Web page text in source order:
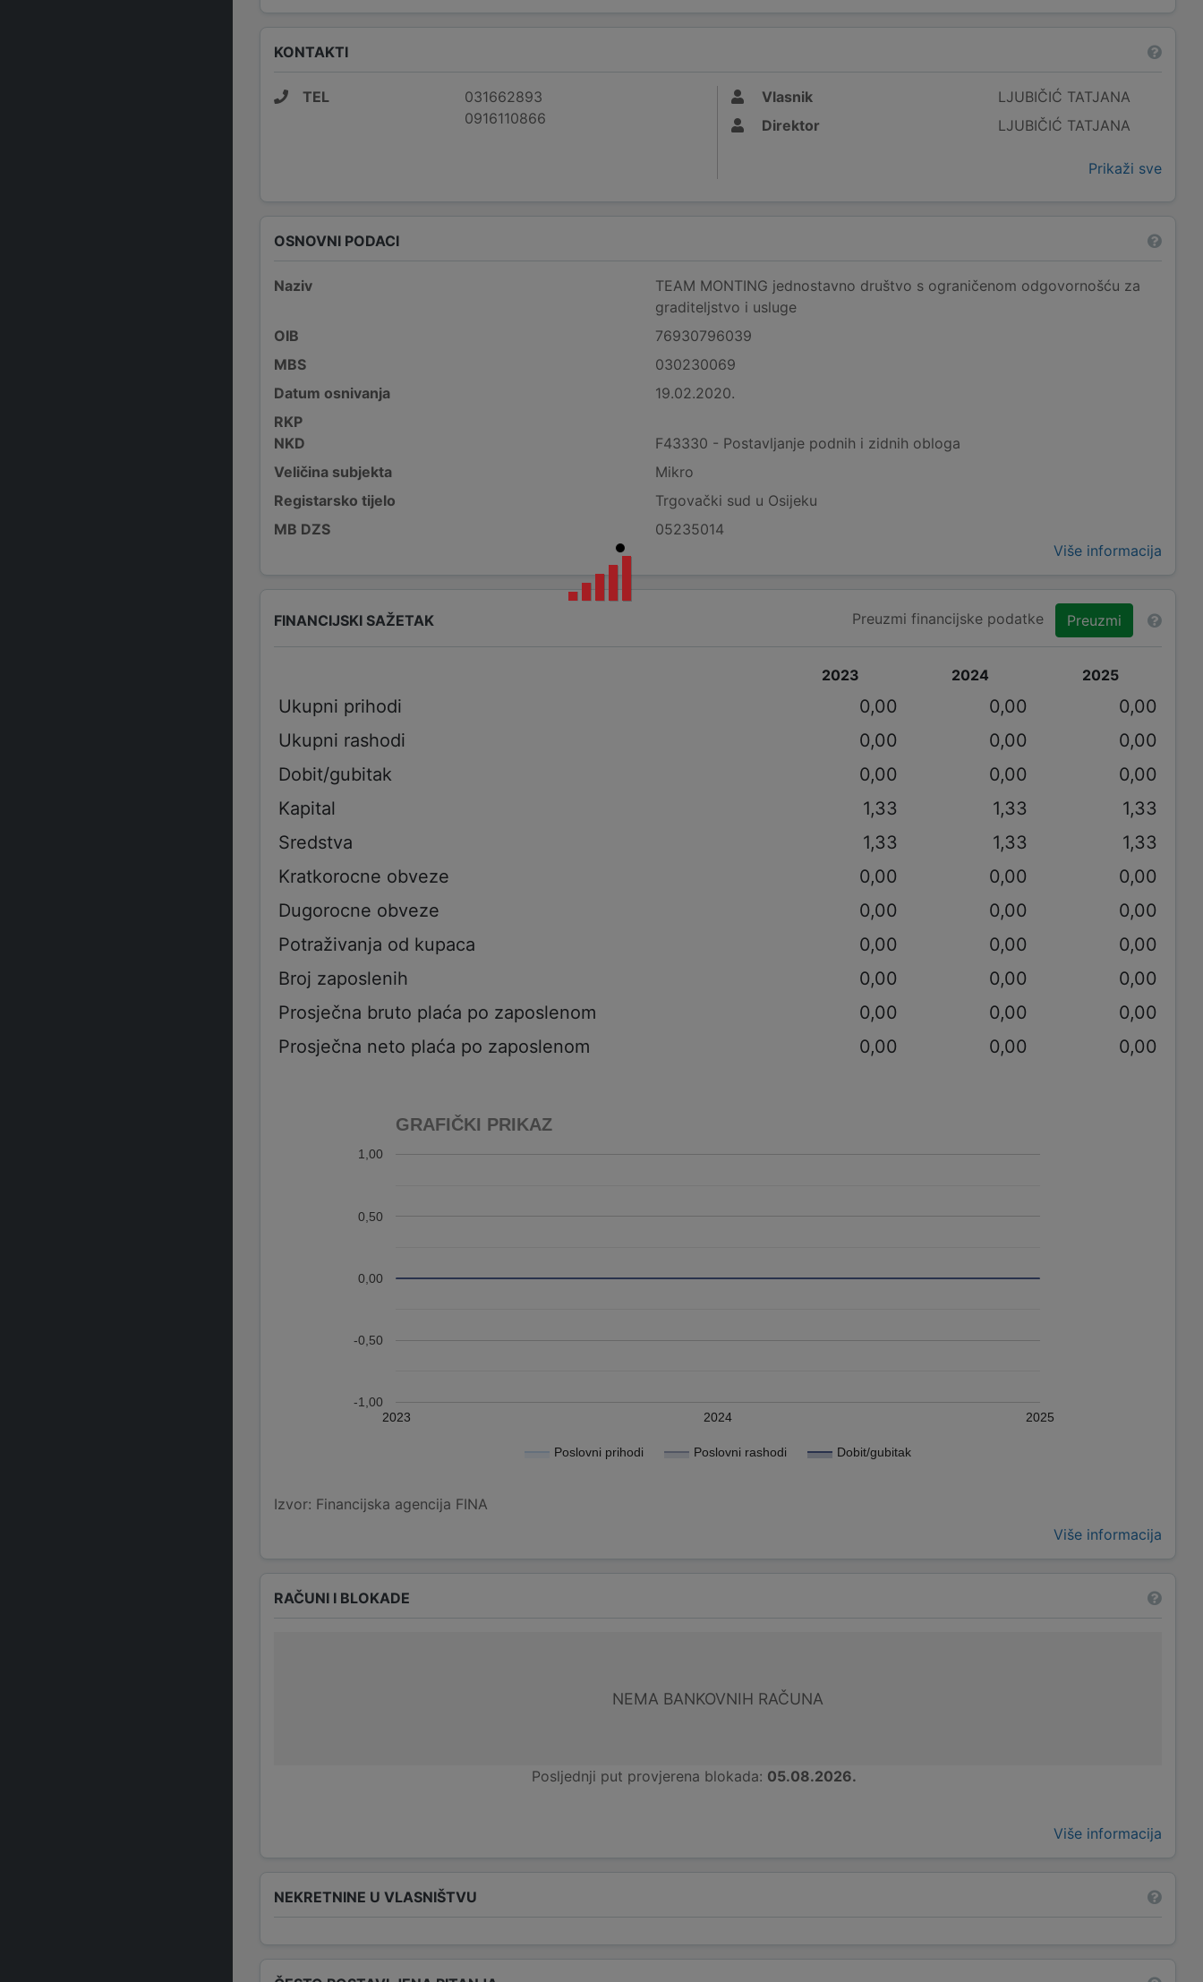
KONTAKTI
TEL
031662893
0916110866
Vlasnik
LJUBIČIĆ TATJANA
Direktor
LJUBIČIĆ TATJANA
Prikaži sve
OSNOVNI PODACI
Naziv
TEAM MONTING jednostavno društvo s ograničenom odgovornošću za
graditeljstvo i usluge
OIB
76930796039
MBS
030230069
Datum osnivanja
19.02.2020.
RKP
NKD
F43330 - Postavljanje podnih i zidnih obloga
Veličina subjekta
Mikro
Registarsko tijelo
Trgovački sud u Osijeku
MB DZS
05235014
Više informacija
FINANCIJSKI SAŽETAK Preuzmi financijske podatke Preuzmi
2023 2024 2025
Ukupni prihodi 0,00 0,00
0,00
Ukupni rashodi
0,00 0,00
0,00
Dobit/gubitak
0,00 0,00
0,00
Kapital
1,33 1,33
1,33
Sredstva
1,33 1,33
1,33
Kratkorocne obveze
0,00 0,00
0,00
Dugorocne obveze
0,00 0,00
0,00
Potraživanja od kupaca
0,00 0,00
0,00
Broj zaposlenih
0,00 0,00
0,00
Prosječna bruto plaća po zaposlenom
0,00 0,00
0,00
Prosječna neto plaća po zaposlenom
0,00 0,00 0,00
GRAFIČKI PRIKAZ
Poslovni prihodi Poslovni rashodi Dobit/gubitak
2023 2024 2025
-1,00
-0,50
0,00
0,50
1,00
Izvor: Financijska agencija FINA
Više informacija
RAČUNI I BLOKADE
NEMA BANKOVNIH RAČUNA
Posljednji put provjerena blokada: 05.08.2026.
Više informacija
NEKRETNINE U VLASNIŠTVU